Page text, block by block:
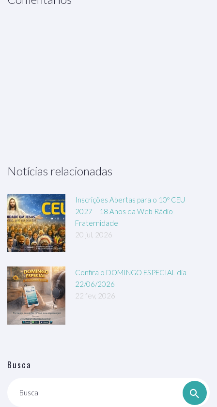
Notícias relacionadas
Inscrições Abertas para o 10º CEU
2027 – 18 Anos da Web Rádio
Fraternidade
20 jul, 2026
Confira o DOMINGO ESPECIAL dia
22/06/2026
22 fev, 2026
Busca
Busca